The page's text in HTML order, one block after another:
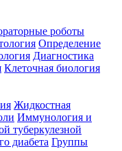
роботы
Определение
Диагностика
Клеточная биология
Жидкостная
Иммунология и
туберкулезной
диабета Группы